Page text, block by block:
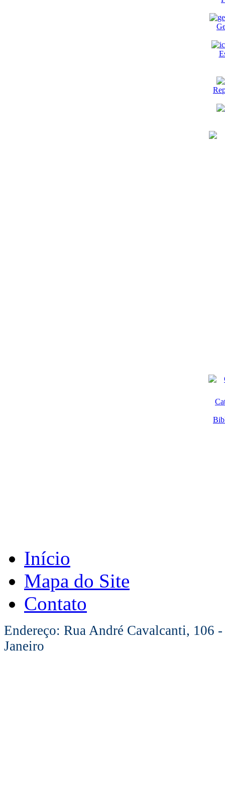
Início
Mapa do Site
Contato
Endereço: Rua André Cavalcanti, 106
Janeiro